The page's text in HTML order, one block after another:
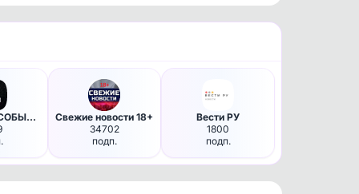
⚡️ С МЕСТА СОБЫТИЯ - актуальн…
Свежие новости 18+
34702
подп.
Вести РУ
1800
подп.